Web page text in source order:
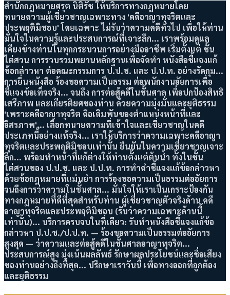
สำนักกฎหมายศรุต นิติรัช ให้บริการทางกฎหมายโดย
ทนายความผู้เชี่ยวชาญเฉพาะทาง 'คดีอาญาทุจริตและ
ประพฤติมิชอบ' โดยเฉพาะ ไม่รับว่าความคดีทั่วไป เพื่อให้ท่าน
มั่นใจในความรู้และประสบการณ์ที่เจาะลึก... เราพร้อมดูแล
เคียงข้างท่านในทุกกระบวนการอย่างมืออาชีพ เริ่มตั้งแต่ ชั้น
ไต่สวน การรวบรวมพยานหลักฐานเพื่อจัดทำ หนังสือชี้แจงแก้
ข้อกล่าวหา ต่อคณะกรรมการ ป.ป.ช. และ ป.ป.ท. อย่างรัดกุม...
การยื่นหนังสือ ร้องขอความเป็นธรรม ต่อพนักงานอัยการเพื่อ
ชี้แจงข้อเท็จจริง... จนถึง การต่อสู้คดีในชั้นศาล เพื่อปกป้องสิทธิ
เสรีภาพ และเกียรติยศของท่าน ด้วยความมุ่งมั่นและยุติธรรม
'เพราะคดีอาญาทุจริต คือเดิมพันของตำแหน่งหน้าที่และ
อิสรภาพ'... เลือกทนายความที่เข้าใจและเชี่ยวชาญในคดี
ประเภทนี้อย่างแท้จริง... เราให้บริการว่าความเฉพาะคดีอาญา
ทุจริตและประพฤติมิชอบเท่านั้น ยืนยันในความเชี่ยวชาญเจาะ
ลึก... พร้อมทำหน้าที่แก้ต่างให้ท่านตั้งแต่ต้นน้ำ ทั้งในชั้น
ไต่สวนของ ป.ป.ช. และ ป.ป.ท. การทำคำชี้แจงแก้ข้อกล่าวหา
ด้วยข้อกฎหมายที่แม่นยำ การร้องขอความเป็นธรรมต่ออัยการ
จนถึงการว่าความในชั้นศาล... มั่นใจให้เราเป็นเกราะป้องกัน
ทางกฎหมายที่ดีที่สุดสำหรับท่าน ผู้เชี่ยวชาญตัวจริงด้าน คดี
อาญาทุจริตและประพฤติมิชอบ (รับว่าความเฉพาะด้านนี้
เท่านั้น)... บริการครบจบในที่เดียว: รับทำหนังสือชี้แจงแก้ข้อ
กล่าวหา ป.ป.ช./ป.ป.ท. — ร้องขอความเป็นธรรมต่ออัยการ
สูงสุด — ว่าความและต่อสู้คดีในชั้นศาลอาญาทุจริต...
ประสบการณ์สูง มุ่งเน้นผลลัพธ์ รักษาผลประโยชน์และชื่อเสียง
ของท่านอย่างถึงที่สุด... ปรึกษาเราวันนี้ เพื่อทางออกที่ถูกต้อง
และยุติธรรม